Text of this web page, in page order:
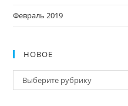
Февраль 2019
НОВОЕ
Новое
Выберите рубрику